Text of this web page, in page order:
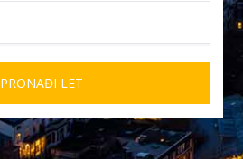
PRONAĐI LET